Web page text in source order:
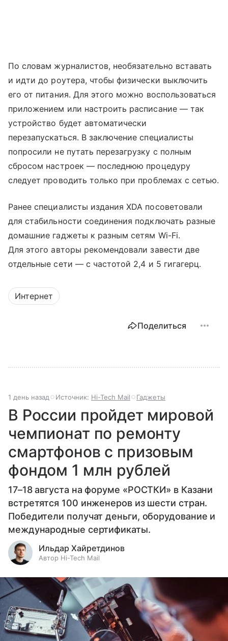
По словам журналистов, необязательно вставать
и идти до роутера, чтобы физически выключить
его от питания. Для этого можно воспользоваться
приложением или настроить расписание — так
устройство будет автоматически
перезапускаться. В заключение специалисты
попросили не путать перезагрузку с полным
сбросом настроек — последнюю процедуру
следует проводить только при проблемах с сетью.
Ранее специалисты издания XDA посоветовали
для стабильности соединения подключать разные
домашние гаджеты к разным сетям Wi-Fi.
Для этого авторы рекомендовали завести две
отдельные сети — с частотой 2,4 и 5 гигагерц.
Интернет
Поделиться
1 день назад Источник: Hi-Tech Mail Гаджеты
В России пройдет мировой
чемпионат по ремонту
смартфонов с призовым
фондом 1 млн рублей
17–18 августа на форуме «РОСТКИ» в Казани
встретятся 100 инженеров из шести стран.
Победители получат деньги, оборудование и
международные сертификаты.
Ильдар Хайретдинов
Автор Hi-Tech Mail